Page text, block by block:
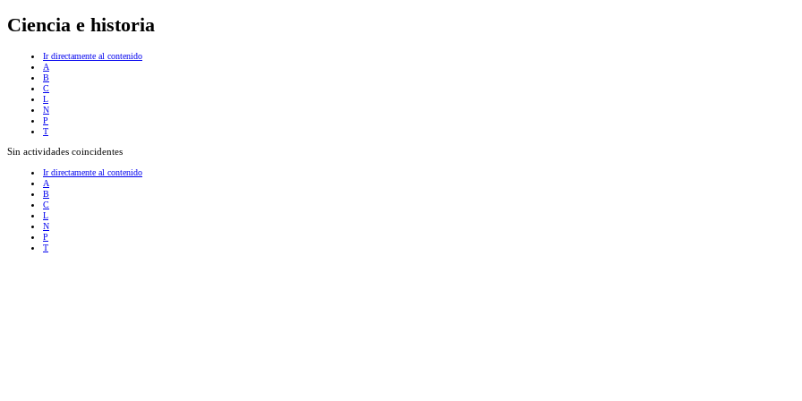
Ciencia e historia
Ir directamente al contenido
A
B
C
L
N
P
T
Sin actividades coincidentes
Ir directamente al contenido
A
B
C
L
N
P
T